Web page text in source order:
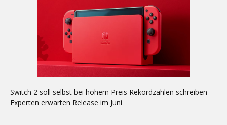
Switch 2 soll selbst bei hohem Preis Rekordzahlen schreiben –
Experten erwarten Release im Juni